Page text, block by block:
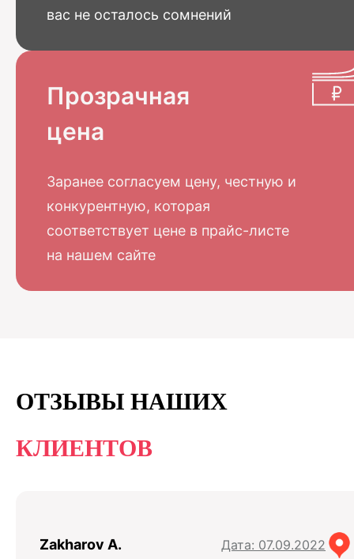
вас не осталось сомнений
Прозрачная
цена
Заранее согласуем цену, честную и
конкурентную, которая
соответствует цене в прайс-листе
на нашем сайте
ОТЗЫВЫ НАШИХ
КЛИЕНТОВ
Zakharov A. Дата: 07.09.2022